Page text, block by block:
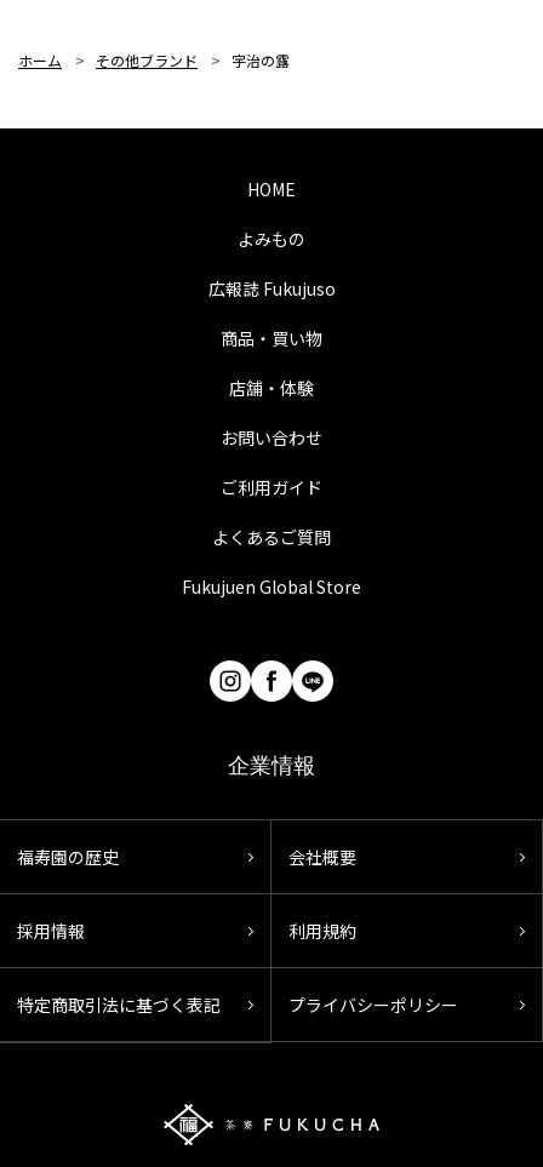
ホーム > その他ブランド > 宇治の露
HOME
よみもの
広報誌 Fukujuso
商品・買い物
店舗・体験
お問い合わせ
ご利用ガイド
よくあるご質問
Fukujuen Global Store
企業情報
福寿園の歴史 会社概要
採用情報 利用規約
特定商取引法に基づく表記 プライバシーポリシー